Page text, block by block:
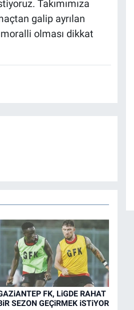
Takımımıza
galip ayrılan
moralli olması dikkat
FK, LiGDE RAHAT
SEZON GEÇiRMEK iSTiYOR